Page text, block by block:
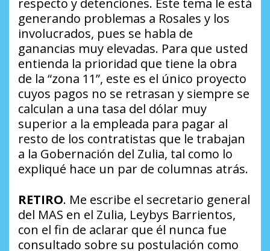
generando problemas a Rosales y los
involucrados, pues se habla de
ganancias muy elevadas. Para que usted
entienda la prioridad que tiene la obra
de la “zona 11”, este es el único proyecto
cuyos pagos no se retrasan y siempre se
calculan a una tasa del dólar muy
superior a la empleada para pagar al
resto de los contratistas que le trabajan
a la Gobernación del Zulia, tal como lo
expliqué hace un par de columnas atrás.
RETIRO. Me escribe el secretario general
del MAS en el Zulia, Leybys Barrientos,
con el fin de aclarar que él nunca fue
consultado sobre su postulación como